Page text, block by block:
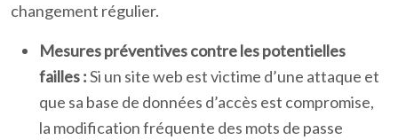
changement régulier.
Mesures préventives contre les potentielles
failles :Si un site web est victime d’une attaque et
que sa base de données d’accès est compromise,
la modification fréquente des mots de passe